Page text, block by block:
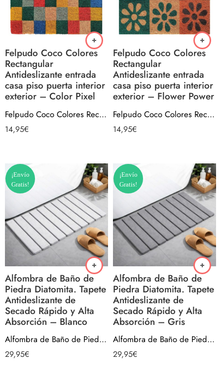
Felpudo Coco Colores
Rectangular
Antideslizante entrada
casa piso puerta interior
exterior – Color Pixel
Felpudo Coco Colores Rectangular Antideslizante entrada casa piso puerta interior exterior – Color Pixel
14,95€
Felpudo Coco Colores
Rectangular
Antideslizante entrada
casa piso puerta interior
exterior – Flower Power
Felpudo Coco Colores Rectangular Antideslizante entrada casa piso puerta interior exterior – Flower Power
14,95€
¡Envío
Gratis!
Alfombra de Baño de
Piedra Diatomita. Tapete
Antideslizante de
Secado Rápido y Alta
Absorción – Blanco
Alfombra de Baño de Piedra Diatomita. Tapete Antideslizante de Secado Rápido y Alta Absorción – Blanco
29,95€
¡Envío
Gratis!
Alfombra de Baño de
Piedra Diatomita. Tapete
Antideslizante de
Secado Rápido y Alta
Absorción – Gris
Alfombra de Baño de Piedra Diatomita. Tapete Antideslizante de Secado Rápido y Alta Absorción – Gris
29,95€